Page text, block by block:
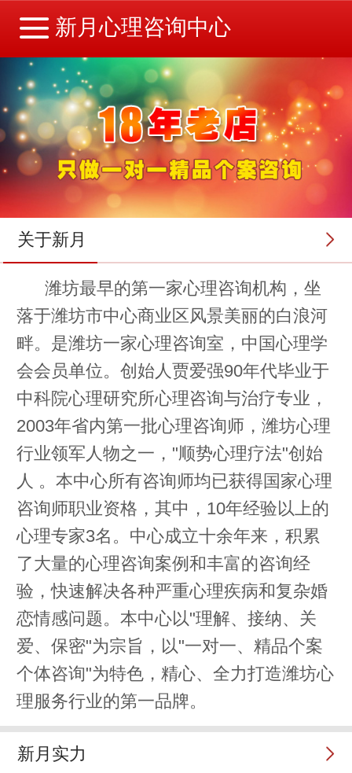
新月心理咨询中心
关于新月
潍坊最早的第一家心理咨询机构，坐
落于潍坊市中心商业区风景美丽的白浪河
畔。是潍坊一家心理咨询室，中国心理学
会会员单位。创始人贾爱强90年代毕业于
中科院心理研究所心理咨询与治疗专业，
2003年省内第一批心理咨询师，潍坊心理
行业领军人物之一，"顺势心理疗法"创始
人 。本中心所有咨询师均已获得国家心理
咨询师职业资格，其中，10年经验以上的
心理专家3名。中心成立十余年来，积累
了大量的心理咨询案例和丰富的咨询经
验，快速解决各种严重心理疾病和复杂婚
恋情感问题。本中心以"理解、接纳、关
爱、保密"为宗旨，以"一对一、精品个案
个体咨询"为特色，精心、全力打造潍坊心
理服务行业的第一品牌。
新月实力